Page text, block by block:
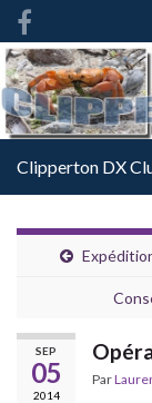
Clipperton DX
SEP
05
2014
Par